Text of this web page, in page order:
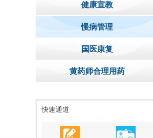
健康宣教
慢病管理
国医康复
黄药师合理用药
快速通道